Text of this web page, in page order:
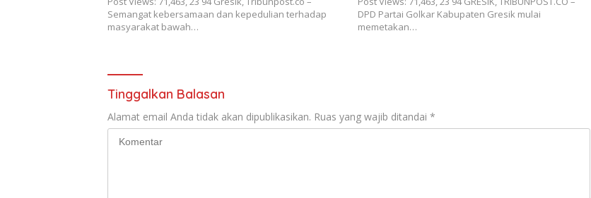
Semangat kebersamaan dan kepedulian terhadap
masyarakat bawah…
DPD Partai Golkar Kabupaten Gresik mulai
memetakan…
Tinggalkan Balasan
Alamat email Anda tidak akan dipublikasikan. Ruas yang wajib ditandai *